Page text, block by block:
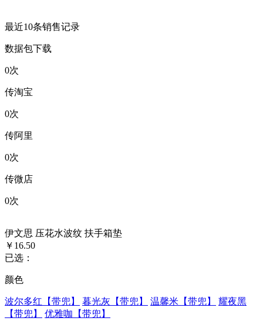
最近10条销售记录
数据包下载
0次
传淘宝
0次
传阿里
0次
传微店
0次
伊文思 压花水波纹 扶手箱垫
￥16.50
已选：
颜色
波尔多红【带兜】 暮光灰【带兜】 温馨米【带兜】
耀夜黑
【带兜】
优雅咖【带兜】